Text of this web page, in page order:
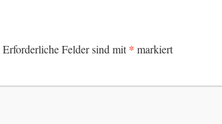
Erforderliche Felder sind mit* markiert